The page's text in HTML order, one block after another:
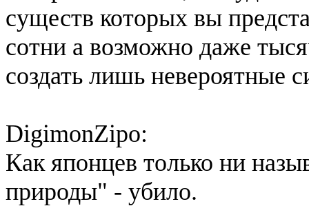
существ которых вы
сотни а возможно даже
создать лишь невероятные
DigimonZipo:
Как японцев только ни
природы" - убило.